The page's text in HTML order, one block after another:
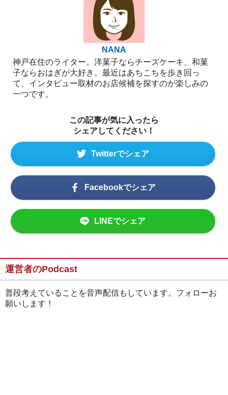
NANA
神戸在住のライター。洋菓子ならチーズケーキ、和菓
子ならおはぎが大好き。最近はあちこちを歩き回っ
て、インタビュー取材のお店候補を探すのが楽しみの
一つです。
この記事が気に入ったら
シェアしてください！
Twitterでシェア
Facebookでシェア
LINEでシェア
運営者のPodcast
普段考えていることを音声配信もしています。フォローお
願いします！